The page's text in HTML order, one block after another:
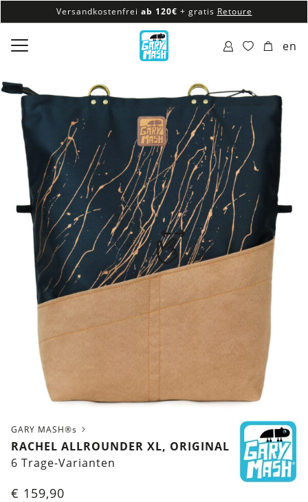
Versandkostenfrei ab 120€ + gratis Retoure
100% veganes & fair produziertes Sortiment
Versandkostenfrei ab 120€
en
GARY MASH®s
RACHEL ALLROUNDER XL, ORIGINAL
6 Trage-Varianten
€ 159,90